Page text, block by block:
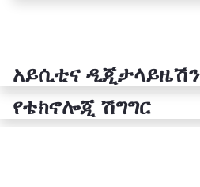
አይሲቲና ዲጂታላይዜሽን
የቴክኖሎጂ ሽግግር